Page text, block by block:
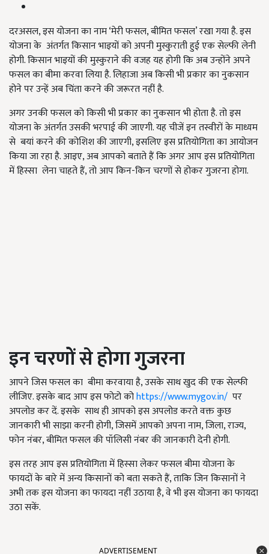
दरअसल, इस योजना का नाम ‘मेरी फसल,बीमित फसल’रखा गया है. इस
योजनाके अंतर्गत किसान भाइयों को अपनी मुस्कुराती हुई एक सेल्फी लेनी
होगी. किसान भाइयों की मुस्कुराने की वजह यह होगी कि अब उन्होंने अपने
फसल का बीमा करवा लिया है. लिहाजा अब किसी भी प्रकार का नुकसान
होने पर उन्हें अब चिंता करने की जरूरत नहीं है.
अगर उनकी फसल को किसी भी प्रकार का नुकसान भी होता है. तो इस
योजना के अंतर्गत उसकी भरपाई की जाएगी. यह चीजें इन तस्वीरों के माध्यम
से बयां करने की कोशिश की जाएगी, इसलिए इस प्रतियोगिता का आयोजन
किया जा रहा है. आइए, अब आपको बताते हैं कि अगर आप इस प्रतियोगिता
में हिस्सा लेना चाहते हैं, तो आप किन-किन चरणों से होकर गुजरना होगा.
इन चरणों से होगा गुजरना
आपने जिस फसल का बीमा करवाया है, उसके साथ खुद की एक सेल्फी
लीजिए. इसके बाद आप इस फोटो कोhttps://www.mygov.in/ पर
अपलोड कर दें. इसके साथ ही आपको इस अपलोड करते वक्त कुछ
जानकारी भी साझा करनी होगी, जिसमें आपको अपना नाम, जिला, राज्य,
फोन नंबर, बीमित फसल की पॉलिसी नंबर की जानकारी देनी होगी.
इस तरह आप इस प्रतियोगिता में हिस्सा लेकर फसल बीमा योजना के
फायदों के बारे में अन्य किसानों को बता सकते हैं, ताकि जिन किसानों ने
अभी तक इस योजना का फायदा नहीं उठाया है, वे भी इस योजना का फायदा
उठा सकें.
ADVERTISEMENT